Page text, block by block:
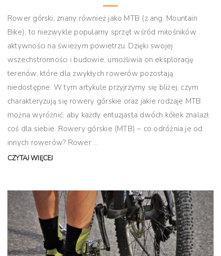
Rower górski, znany również jako MTB (z ang. Mountain
Bike), to niezwykle popularny sprzęt wśród miłośników
aktywności na świeżym powietrzu. Dzięki swojej
wszechstronności i budowie, umożliwia on eksplorację
terenów, które dla zwykłych rowerów pozostają
niedostępne. W tym artykule przyjrzymy się bliżej, czym
charakteryzują się rowery górskie oraz jakie rodzaje MTB
można wyróżnić, aby każdy entuzjasta dwóch kółek znalazł
coś dla siebie. Rowery górskie (MTB) – co odróżnia je od
innych rowerów? Rower ...
CZYTAJ WIĘCEJ